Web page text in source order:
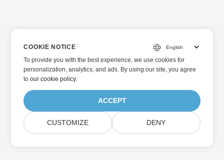
COOKIE NOTICE
To provide you with the best experience, we use cookies for
personalization, analytics, and ads. By using our site, you agree
toour cookie policy.
ACCEPT
CUSTOMIZE DENY